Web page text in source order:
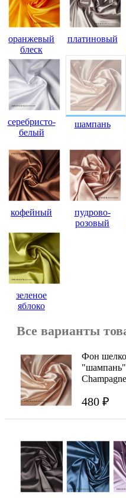
оранжевый
блеск
платиновый
серебристо-
белый
шампань
кофейный
пудрово-
розовый
зеленое
яблоко
Все варианты
Фон
"шампань"
Champagne
480 ₽